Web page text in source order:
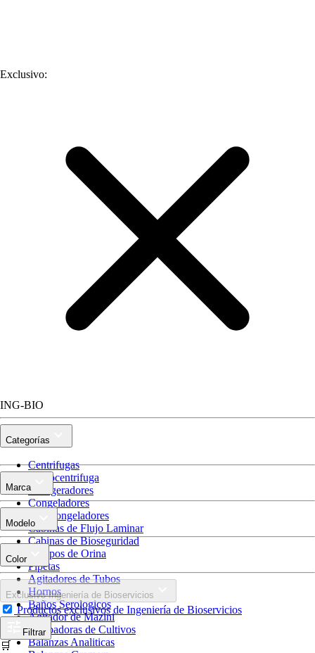
Exclusivo:
ING-BIO
Categorías
Centrifugas
Microcentrifuga
Refrigeradores
Congeladores
Ultracongeladores
Cabinas de Flujo Laminar
Cabinas de Bioseguridad
Equipos de Orina
Pipetas
Agitadores de Tubos
Hornos
Baños Serologicos
Agitador de Mazini
Incubadoras de Cultivos
Balanzas Analiticas
Marca
Modelo
Color
Exclusivo Ingeniería de Bioservicios
Productos exclusivos de Ingeniería de Bioservicios
Filtrar
🛒